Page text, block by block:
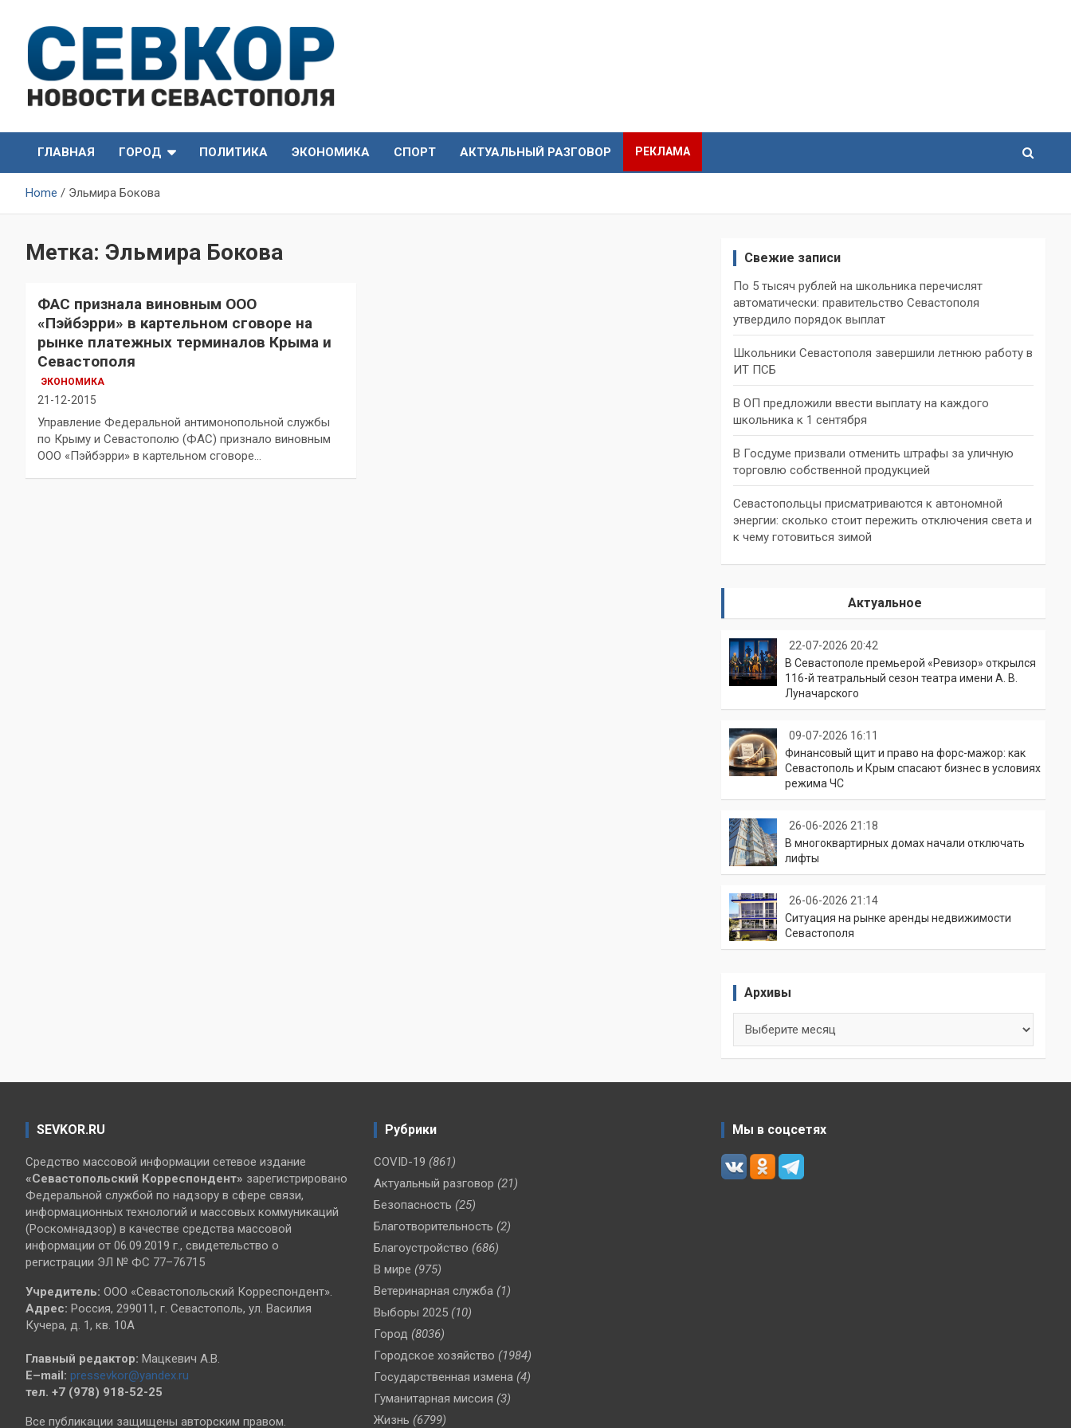
content
СевКор — Новости
Севастополя
Севастополя
ГЛАВНАЯ
ГОРОД ПОЛИТИКА ЭКОНОМИКА СПОРТ АКТУАЛЬНЫЙ РАЗГОВОР РЕКЛАМА
Home Эльмира Бокова
Метка: Эльмира Бокова
ФАС признала виновным ООО
«Пэйбэрри» в картельном сговоре на
рынке платежных терминалов Крыма и
Севастополя
ЭКОНОМИКА
21-12-2015
Управление Федеральной антимонопольной службы
по Крыму и Севастополю (ФАС) признало виновным
ООО «Пэйбэрри» в картельном сговоре…
Свежие записи
По 5 тысяч рублей на школьника перечислят
автоматически: правительство Севастополя
утвердило порядок выплат
Школьники Севастополя завершили летнюю работу в
ИТ ПСБ
В ОП предложили ввести выплату на каждого
школьника к 1 сентября
В Госдуме призвали отменить штрафы за уличную
торговлю собственной продукцией
Севастопольцы присматриваются к автономной
энергии: сколько стоит пережить отключения света и
к чему готовиться зимой
Актуальное
22-07-2026 20:42
В Севастополе премьерой «Ревизор» открылся
116-й театральный сезон театра имени А. В.
Луначарского
09-07-2026 16:11
Финансовый щит и право на форс-мажор: как
Севастополь и Крым спасают бизнес в условиях
режима ЧС
26-06-2026 21:18
В многоквартирных домах начали отключать
лифты
26-06-2026 21:14
Ситуация на рынке аренды недвижимости
Севастополя
Архивы
SEVKOR.RU
Средство массовой информации сетевое издание
«Севастопольский Корреспондент» зарегистрировано
Федеральной службой по надзору в сфере связи,
информационных технологий и массовых коммуникаций
(Роскомнадзор) в качестве средства массовой
информации от 06.09.2019 г., свидетельство о
регистрации ЭЛ № ФС 77–76715
Учредитель: ООО «Севастопольский Корреспондент».
Адрес: Россия, 299011, г. Севастополь, ул. Василия
Кучера, д. 1, кв. 10А
Главный редактор: Мацкевич А.В.
E–mail: pressevkor@yandex.ru
тел. +7 (978) 918-52-25
Все публикации защищены авторским правом.
Рубрики
COVID-19 (861)
Актуальный разговор (21)
Безопасность (25)
Благотворительность (2)
Благоустройство (686)
В мире (975)
Ветеринарная служба (1)
Выборы 2025 (10)
Город (8036)
Городское хозяйство (1984)
Государственная измена (4)
Гуманитарная миссия (3)
Жизнь (6799)
Мы в соцсетях